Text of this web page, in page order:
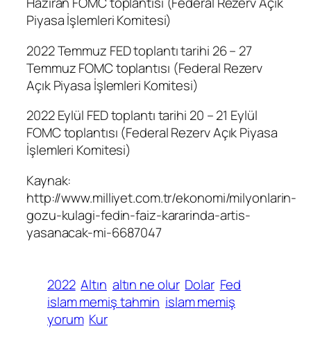
Piyasa İşlemleri Komitesi)
2022 Temmuz FED toplantı tarihi 26 – 27
Temmuz FOMC toplantısı (Federal Rezerv
Açık Piyasa İşlemleri Komitesi)
2022 Eylül FED toplantı tarihi 20 – 21 Eylül
FOMC toplantısı (Federal Rezerv Açık Piyasa
İşlemleri Komitesi)
Kaynak:
http://www.milliyet.com.tr/ekonomi/milyonlarin-
gozu-kulagi-fedin-faiz-kararinda-artis-
yasanacak-mi-6687047
2022 Altın altın ne olur Dolar Fed
islam memiş tahmin islam memiş
yorum Kur